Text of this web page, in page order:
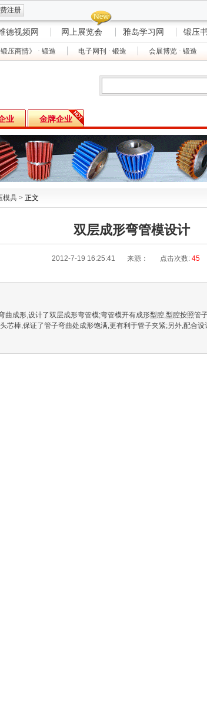
注册
德视频网 网上展览会 雅岛学习网 锻压
锻压商情》 · 锻造 电子网刊 · 锻造 会展博览 · 锻造
业 金牌企业
模具 > 正文
双层成形弯管模设计
2012-7-19 16:25:41 来源： 点击次数: 45
曲成形,设计了双层成形弯管模;弯管模开有成形型腔,型腔按照管
芯棒,保证了管子弯曲处成形饱满,更有利于管子夹紧;另外,配合